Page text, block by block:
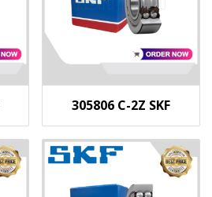
305806 C-2Z SKF